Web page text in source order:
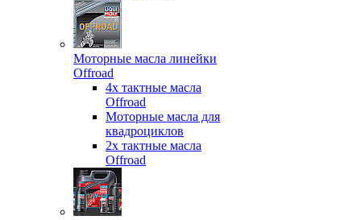
Моторные масла линейки
Offroad
4х тактные масла
Offroad
Моторные масла для
квадроциклов
2х тактные масла
Offroad